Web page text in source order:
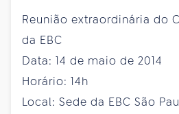
Reunião extraordinária do
da EBC
Data: 14 de maio de 2014
Horário: 14h
Local: Sede da EBC São